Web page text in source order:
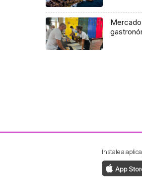
ao Facebook da RTP
ao Instagram da
Instale a